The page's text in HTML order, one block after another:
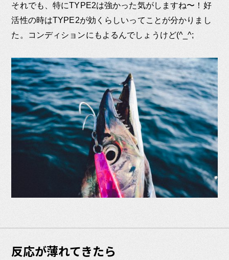
それでも、特にTYPE2は強かった気がしますね〜！好
活性の時はTYPE2が効くらしいってことが分かりまし
た。コンディションにもよるんでしょうけど(^_^;
反応が薄れてきたら